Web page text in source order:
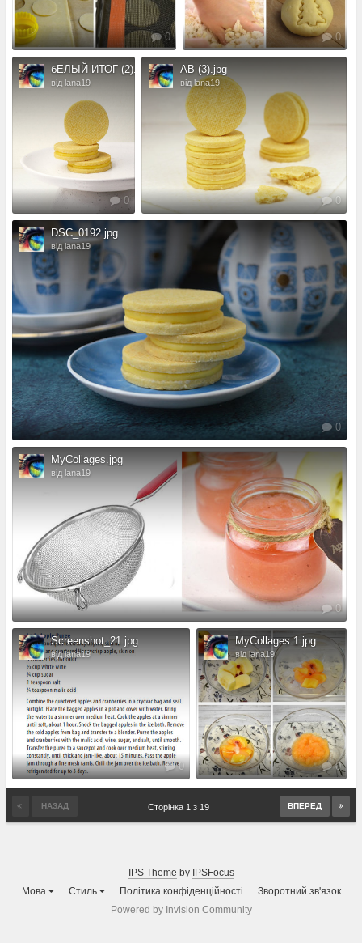
0 0
бЕЛЫЙ ИТОГ (2).jpg
від lana19
0
АВ (3).jpg
від lana19
0
DSC_0192.jpg
від lana19
0
MyCollages.jpg
від lana19
0
Screenshot_21.jpg
від lana19
0
MyCollages 1.jpg
від lana19
0
НАЗАД ВПЕРЕД
Сторінка 1 з 19
IPS Theme by IPSFocus
Мова
Стиль Політика конфіденційності
Зворотний зв'язок
Powered by Invision Community